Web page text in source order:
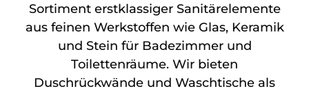
Sortiment erstklassiger Sanitärelemente
aus feinen Werkstoffen wie Glas, Keramik
und Stein für Badezimmer und
Toilettenräume. Wir bieten
Duschrückwände und Waschtische als